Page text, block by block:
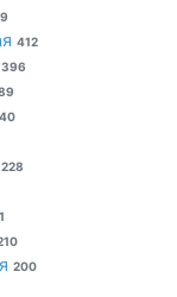
412
396
228
200